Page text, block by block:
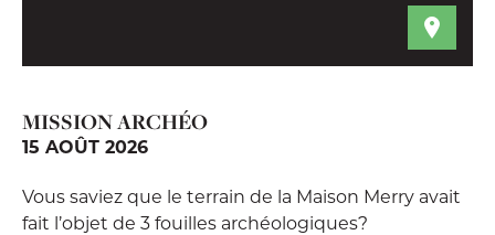
MISSION ARCHÉO
15 AOÛT 2026
Vous saviez que le terrain de la Maison Merry avait
fait l’objet de 3 fouilles archéologiques?